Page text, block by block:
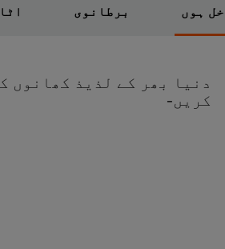
ہوں برطانوی
دنیا بھر کے لذیذ کھانوں
کریں-